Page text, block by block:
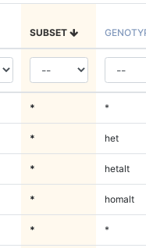
SUBSET
* *
* het
* hetalt
* homalt
* *